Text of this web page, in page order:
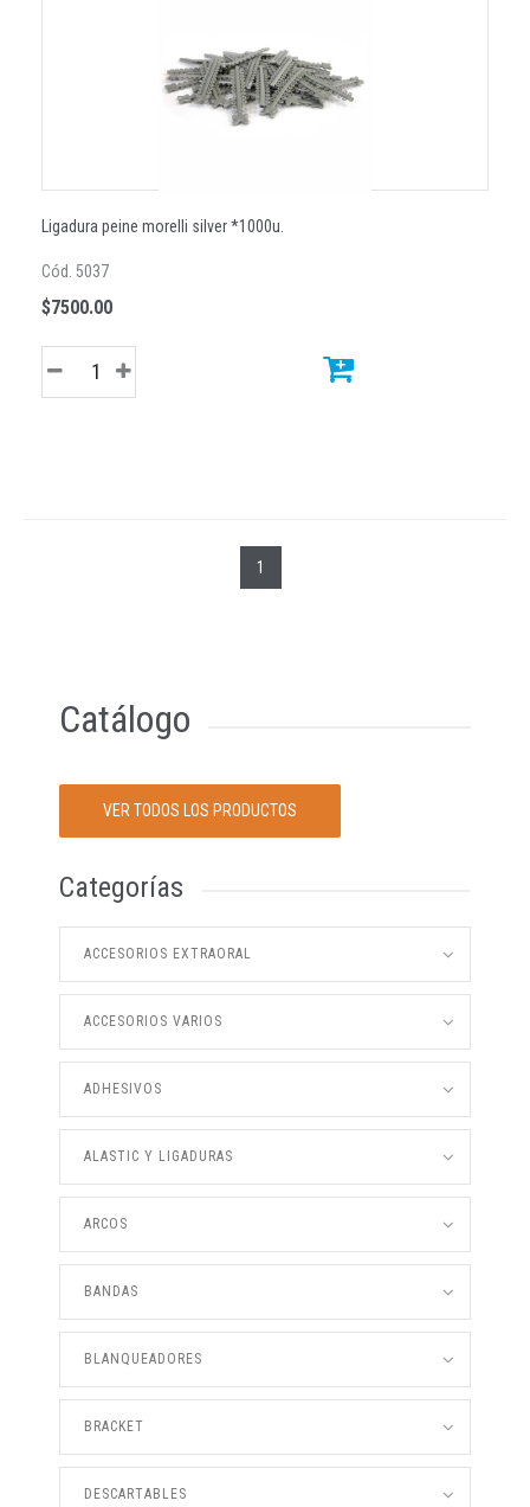
Ligadura peine morelli silver *1000u.
Cód. 5037
$7500.00
1
Catálogo
VER TODOS LOS PRODUCTOS
Categorías
ACCESORIOS EXTRAORAL
ACCESORIOS VARIOS
ADHESIVOS
ALASTIC Y LIGADURAS
ARCOS
BANDAS
BLANQUEADORES
BRACKET
DESCARTABLES